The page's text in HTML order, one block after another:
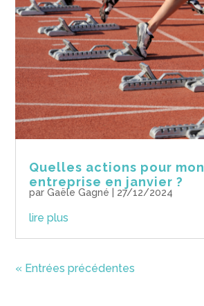
Quelles actions pour mon
entreprise en janvier ?
parGaële Gagné 27/12/2024
lire plus
« Entrées précédentes